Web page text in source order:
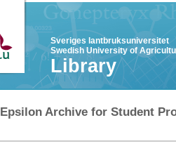
Sveriges lantbruksuniversitet
Swedish University of
Library
Epsilon Archive for Student